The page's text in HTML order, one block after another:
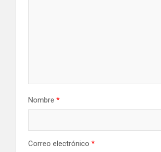
Nombre *
Correo electrónico *